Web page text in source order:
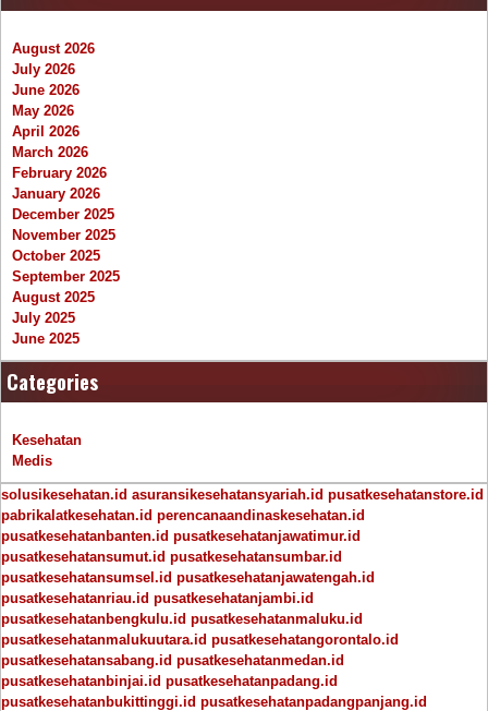
August 2026
July 2026
June 2026
May 2026
April 2026
March 2026
February 2026
January 2026
December 2025
November 2025
October 2025
September 2025
August 2025
July 2025
June 2025
Categories
Kesehatan
Medis
solusikesehatan.id asuransikesehatansyariah.id pusatkesehatanstore.id
pabrikalatkesehatan.id perencanaandinaskesehatan.id
pusatkesehatanbanten.id pusatkesehatanjawatimur.id
pusatkesehatansumut.id pusatkesehatansumbar.id
pusatkesehatansumsel.id pusatkesehatanjawatengah.id
pusatkesehatanriau.id pusatkesehatanjambi.id
pusatkesehatanbengkulu.id pusatkesehatanmaluku.id
pusatkesehatanmalukuutara.id pusatkesehatangorontalo.id
pusatkesehatansabang.id pusatkesehatanmedan.id
pusatkesehatanbinjai.id pusatkesehatanpadang.id
pusatkesehatanbukittinggi.id pusatkesehatanpadangpanjang.id